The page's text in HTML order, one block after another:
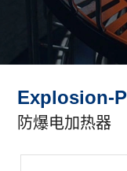
Explosion-
防爆电加热器